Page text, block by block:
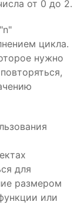
от 0 до 2.
цикла.
нужно
для
размером
или